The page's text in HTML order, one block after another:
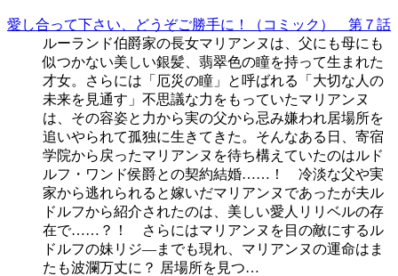
愛し合って下さい、どうぞご勝手に！（コミック） 第７話
ルーランド伯爵家の長女マリアンヌは、父にも母にも
似つかない美しい銀髪、翡翠色の瞳を持って生まれた
才女。さらには「厄災の瞳」と呼ばれる「大切な人の
未来を見通す」不思議な力をもっていたマリアンヌ
は、その容姿と力から実の父から忌み嫌われ居場所を
追いやられて孤独に生きてきた。そんなある日、寄宿
学院から戻ったマリアンヌを待ち構えていたのはルド
ルフ・ワンド侯爵との契約結婚……！ 冷淡な父や実
家から逃れられると嫁いだマリアンヌであったが夫ル
ドルフから紹介されたのは、美しい愛人リリベルの存
在で……？！ さらにはマリアンヌを目の敵にするル
ドルフの妹リジ―までも現れ、マリアンヌの運命はま
たも波瀾万丈に？ 居場所を見つ…